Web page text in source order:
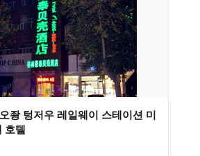
좡 텅저우 레일웨이 스테이션 미
호텔